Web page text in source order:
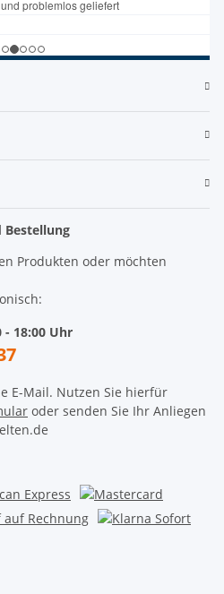
Bestellung
Produkten oder möchten
- 18:00 Uhr
E-Mail. Nutzen Sie hierfür
oder senden Sie Ihr Anliegen